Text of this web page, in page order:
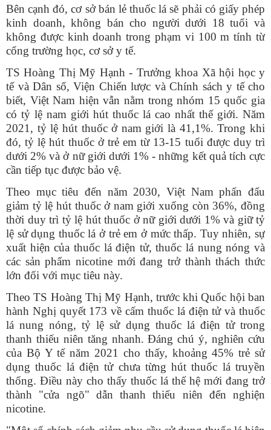
Bên cạnh đó, cơ sở bán lẻ thuốc lá sẽ phải có giấy phép
kinh doanh, không bán cho người dưới 18 tuổi và
không được kinh doanh trong phạm vi 100 m tính từ
cổng trường học, cơ sở y tế.
TS Hoàng Thị Mỹ Hạnh - Trưởng khoa Xã hội học y
tế và Dân số, Viện Chiến lược và Chính sách y tế cho
biết, Việt Nam hiện vẫn nằm trong nhóm 15 quốc gia
có tỷ lệ nam giới hút thuốc lá cao nhất thế giới. Năm
2021, tỷ lệ hút thuốc ở nam giới là 41,1%. Trong khi
đó, tỷ lệ hút thuốc ở trẻ em từ 13-15 tuổi được duy trì
dưới 2% và ở nữ giới dưới 1% - những kết quả tích cực
cần tiếp tục được bảo vệ.
Theo mục tiêu đến năm 2030, Việt Nam phấn đấu
giảm tỷ lệ hút thuốc ở nam giới xuống còn 36%, đồng
thời duy trì tỷ lệ hút thuốc ở nữ giới dưới 1% và giữ tỷ
lệ sử dụng thuốc lá ở trẻ em ở mức thấp. Tuy nhiên, sự
xuất hiện của thuốc lá điện tử, thuốc lá nung nóng và
các sản phẩm nicotine mới đang trở thành thách thức
lớn đối với mục tiêu này.
Theo TS Hoàng Thị Mỹ Hạnh, trước khi Quốc hội ban
hành Nghị quyết 173 về cấm thuốc lá điện tử và thuốc
lá nung nóng, tỷ lệ sử dụng thuốc lá điện tử trong
thanh thiếu niên tăng nhanh. Đáng chú ý, nghiên cứu
của Bộ Y tế năm 2021 cho thấy, khoảng 45% trẻ sử
dụng thuốc lá điện tử chưa từng hút thuốc lá truyền
thống. Điều này cho thấy thuốc lá thế hệ mới đang trở
thành "cửa ngõ" dẫn thanh thiếu niên đến nghiện
nicotine.